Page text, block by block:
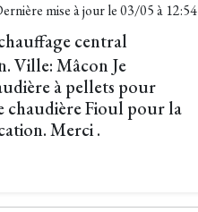
mise à jour le03/05 à 12:54
central
Ville: Mâcon Je
à pellets pour
chaudière Fioul pour la
Merci .